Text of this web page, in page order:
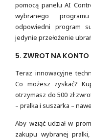
pomocą panelu AI
wybranego
odpowiedni program
jedynie przełożenie
5. ZWROT NA
Teraz innowacyjne
Co możesz zyskać?
otrzymasz do 500 zł
– pralka i suszarka –
Aby wziąć udział w
zakupu wybranej